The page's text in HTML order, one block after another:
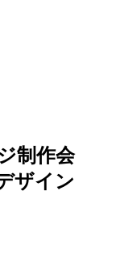
制作会
ザイン